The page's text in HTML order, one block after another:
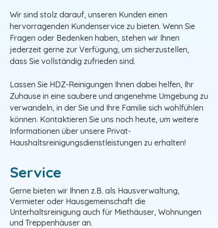
Wir sind stolz darauf, unseren Kunden einen
hervorragenden Kundenservice zu bieten. Wenn Sie
Fragen oder Bedenken haben, stehen wir Ihnen
jederzeit gerne zur Verfügung, um sicherzustellen,
dass Sie vollständig zufrieden sind.
Lassen Sie HDZ-Reinigungen Ihnen dabei helfen, Ihr
Zuhause in eine saubere und angenehme Umgebung zu
verwandeln, in der Sie und Ihre Familie sich wohlfühlen
können. Kontaktieren Sie uns noch heute, um weitere
Informationen über unsere Privat-
Haushaltsreinigungsdienstleistungen zu erhalten!
Service
Gerne bieten wir Ihnen z.B. als Hausverwaltung,
Vermieter oder Hausgemeinschaft die
Unterhaltsreinigung auch für Miethäuser, Wohnungen
und Treppenhäuser an.